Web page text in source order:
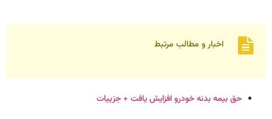
اخبار و مطالب مرتبط
حق بیمه بدنه خودرو افزایش یافت + جزییات